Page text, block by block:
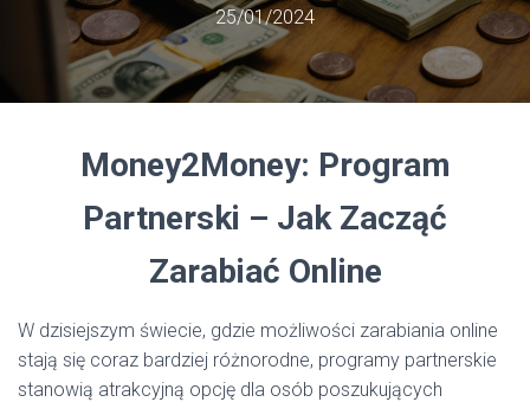
25/01/2024
Money2Money: Program
Partnerski – Jak Zacząć
Zarabiać Online
W dzisiejszym świecie, gdzie możliwości zarabiania online
stają się coraz bardziej różnorodne, programy partnerskie
stanowią atrakcyjną opcję dla osób poszukujących